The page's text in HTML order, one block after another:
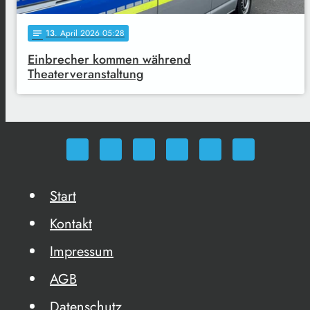
notes 13. April 2026 05:28
Einbrecher kommen während
Theaterveranstaltung
Start
Kontakt
Impressum
AGB